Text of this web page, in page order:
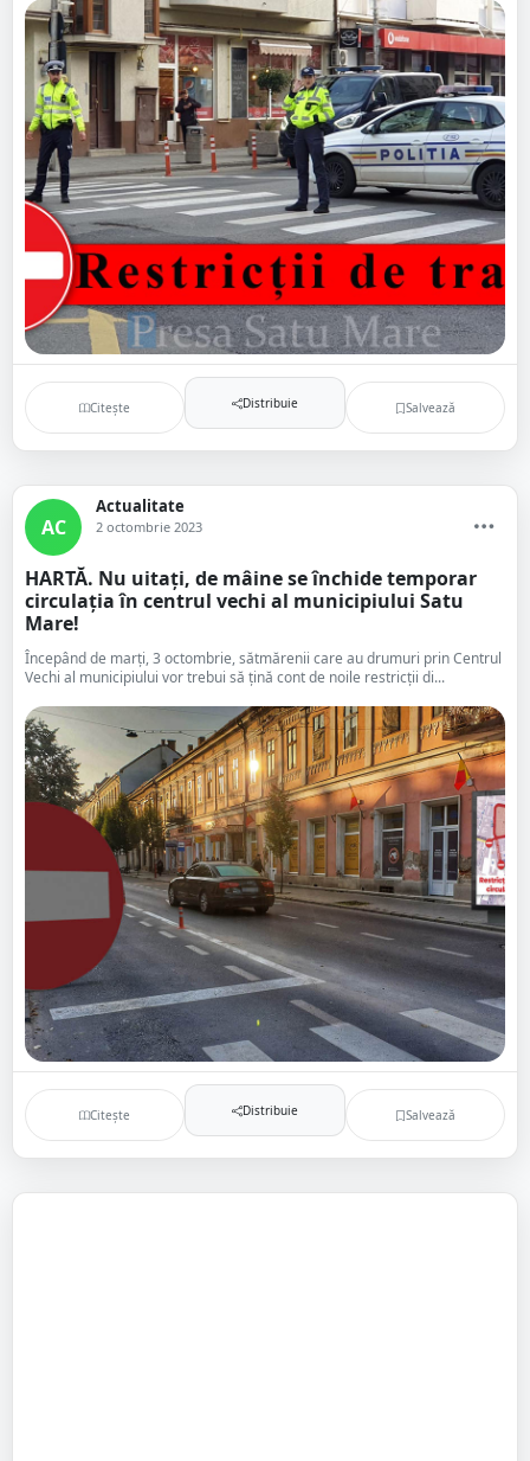
Citește Distribuie Salvează
AC
Actualitate
2 octombrie 2023
HARTĂ. Nu uitați, de mâine se închide temporar
circulația în centrul vechi al municipiului Satu
Mare!
Începând de marți, 3 octombrie, sătmărenii care au drumuri prin Centrul
Vechi al municipiului vor trebui să țină cont de noile restricții di...
Citește Distribuie Salvează